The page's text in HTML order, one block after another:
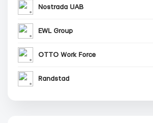
Nostrada UAB
EWL Group
OTTO Work Force
Randstad